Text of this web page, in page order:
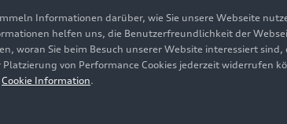
Cookie-InformationenCookie-Einstellungen
Informationen darüber, wie Sie unsere Webseite
helfen uns, die Benutzerfreundlichkeit der
woran Sie beim Besuch unserer Website interessiert
von Performance Cookies jederzeit widerrufen
Cookie Information.